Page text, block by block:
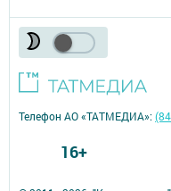
Телефон АО «ТАТМЕДИА»:
16+